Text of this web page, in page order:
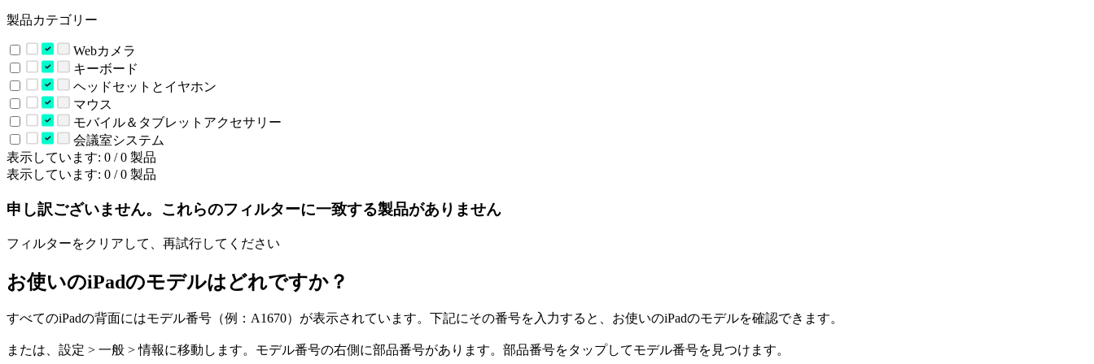
製品カテゴリー
Webカメラ
キーボード
ヘッドセットとイヤホン
マウス
モバイル＆タブレットアクセサリー
会議室システム
表示しています: 0 / 0 製品
表示しています: 0 / 0 製品
申し訳ございません。これらのフィルターに一致する製品がありません
フィルターをクリアして、再試行してください
お使いのiPadのモデルはどれですか？
すべてのiPadの背面にはモデル番号（例：A1670）が表示されています。下記にその番号を入力すると、お使いのiPadのモデルを確認できます。
または、設定 > 一般 > 情報に移動します。モデル番号の右側に部品番号があります。部品番号をタップしてモデル番号を見つけます。